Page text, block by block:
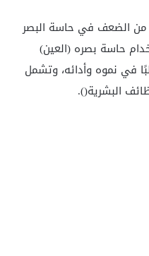
من الضعف في حاسة البصر
حاسة بصره (العين)
في نموه وأدائه، وتشمل
البشرية().